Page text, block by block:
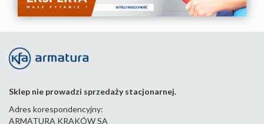
Sklep nie prowadzi sprzedaży stacjonarnej.
Adres korespondencyjny:
ARMATURA KRAKÓW SA